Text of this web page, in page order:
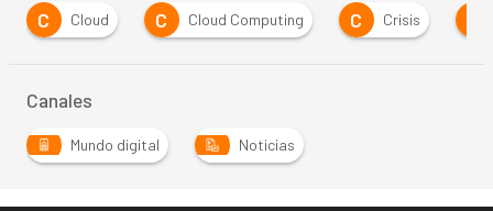
C
Cloud C Cloud Computing C Crisis
Canales
Mundo digital Noticias